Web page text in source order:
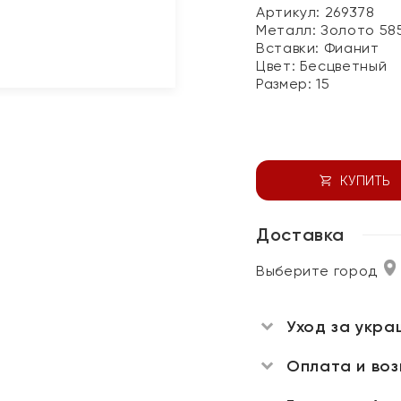
Артикул: 269378
Металл:Золото
Вставки: Фианит
Цвет: Бесцветный
Размер:15
КУПИТЬ
Доставка
Выберите город
Уход за
Оплата и